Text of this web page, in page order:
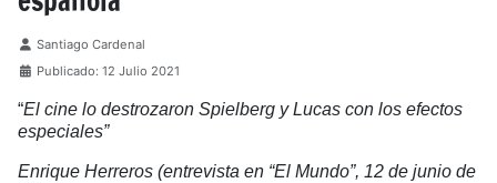
Detalles
Santiago Cardenal
Publicado: 12 Julio 2021
“El cine lo destrozaron Spielberg y Lucas con los efectos
especiales”
Enrique Herreros (entrevista en “El Mundo”, 12 de junio de